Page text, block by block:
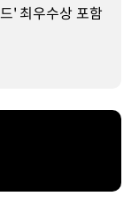
' 최우수상 포함